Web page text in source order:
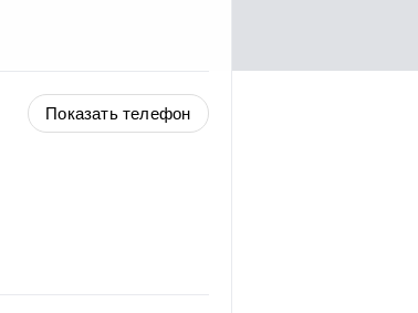
Показать телефон